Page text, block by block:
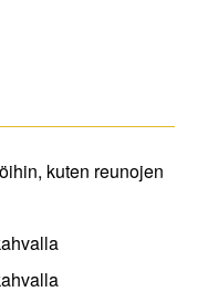
kuten reunojen